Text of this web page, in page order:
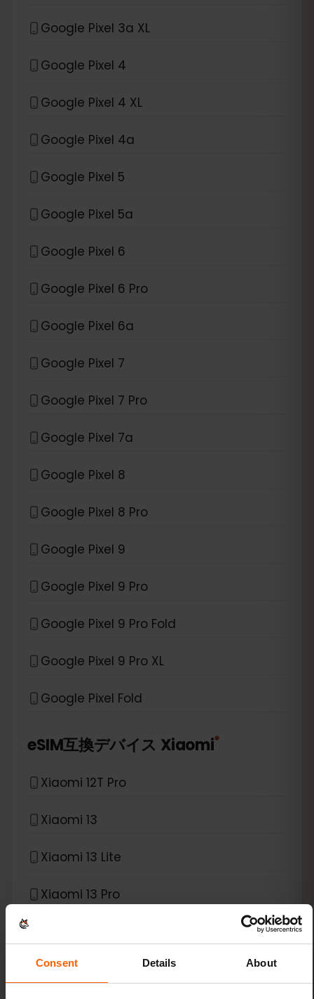
Consent Details About
Google Pixel 3a XL
Google Pixel 4
Google Pixel 4 XL
Google Pixel 4a
Google Pixel 5
Google Pixel 5a
Google Pixel 6
Google Pixel 6 Pro
Google Pixel 6a
Google Pixel 7
Google Pixel 7 Pro
Google Pixel 7a
Google Pixel 8
Google Pixel 8 Pro
Google Pixel 9
Google Pixel 9 Pro
Google Pixel 9 Pro Fold
Google Pixel 9 Pro XL
Google Pixel Fold
eSIM互換デバイス Xiaomi*
Xiaomi 12T Pro
Xiaomi 13
Xiaomi 13 Lite
Xiaomi 13 Pro
Xiaomi 14